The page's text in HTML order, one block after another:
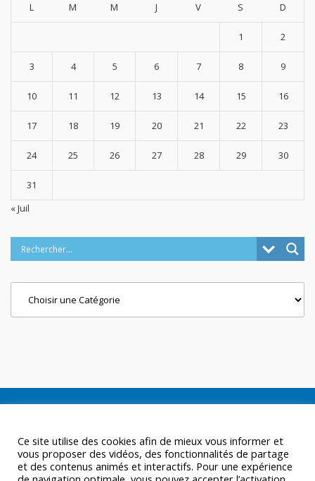
L M M J V S D
1 2
3 4 5 6 7 8 9
10 11 12 13 14 15 16
17 18 19 20 21 22 23
24 25 26 27 28 29 30
31
« Juil
Ce site utilise des cookies afin de mieux vous informer et
vous proposer des vidéos, des fonctionnalités de partage
et des contenus animés et interactifs. Pour une expérience